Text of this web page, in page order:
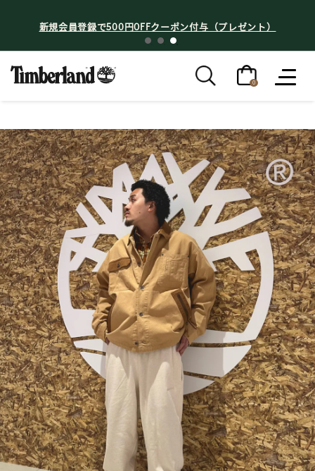
新規会員登録で500円OFFクーポン付与（プレゼント）
0